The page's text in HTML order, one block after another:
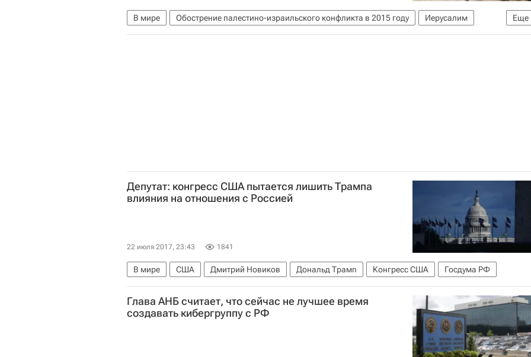
Еще
В мире Обострение палестино-израильского конфликта в 2015 году
Иерусалим
Израиль
Депутат: конгресс США пытается лишить Трампа
влияния на отношения с Россией
22 июля 2017, 23:43 1841
В мире США Дмитрий Новиков Дональд Трамп Конгресс США Госдума РФ
Глава АНБ считает, что сейчас не лучшее время
создавать кибергруппу с РФ